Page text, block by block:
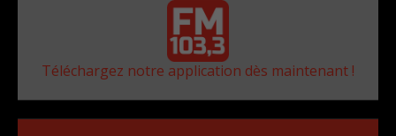
Téléchargez notre application dès maintenant !